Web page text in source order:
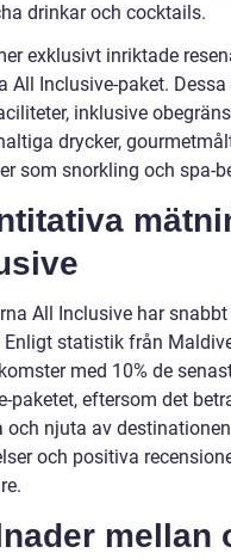
drinkar och cocktails.
exklusivt inriktade
All Inclusive-paket.
inklusive
drycker,
som snorkling och spa-
All Inclusive har
Enligt statistik från
med 10% de
paketet, eftersom det
och njuta av
och positiva
mellan